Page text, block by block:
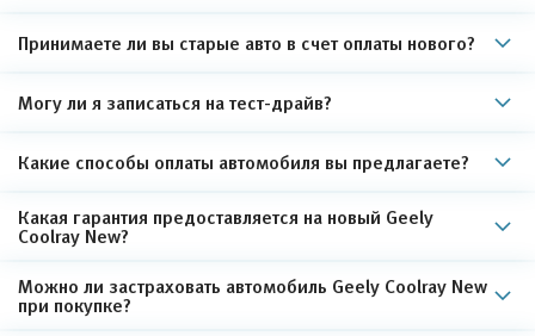
Принимаете ли вы старые авто в счет оплаты нового?
Могу ли я записаться на тест-драйв?
Какие способы оплаты автомобиля вы предлагаете?
Какая гарантия предоставляется на новый Geely
Coolray New?
Можно ли застраховать автомобиль Geely Coolray New
при покупке?